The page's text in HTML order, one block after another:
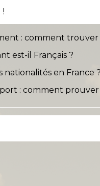
: comment
est-il Français ?
en France ?
: comment prouver